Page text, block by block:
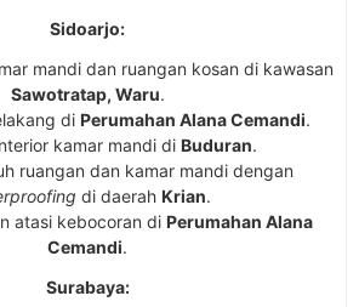
Sidoarjo:
mandi dan ruangan kosan di kawasan
Sawotratap, Waru.
di Perumahan Alana Cemandi.
kamar mandi di Buduran.
ruangan dan kamar mandi dengan
di daerah Krian.
atasi kebocoran di Perumahan Alana
Cemandi.
Surabaya: